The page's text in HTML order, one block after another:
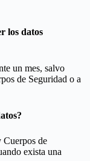
los datos
un mes, salvo
de Seguridad o a
Cuerpos de
exista una